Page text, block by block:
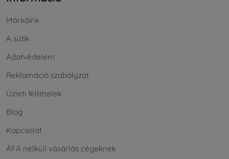
Márkáink
A sütik
Adatvédelem
Reklamáció szabályzat
Üzleti feltételek
Blog
Kapcsolat
ÁFA nélküli vásárlás cégeknek